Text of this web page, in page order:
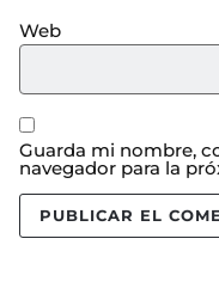
Web
Guarda mi nombre,
navegador para la